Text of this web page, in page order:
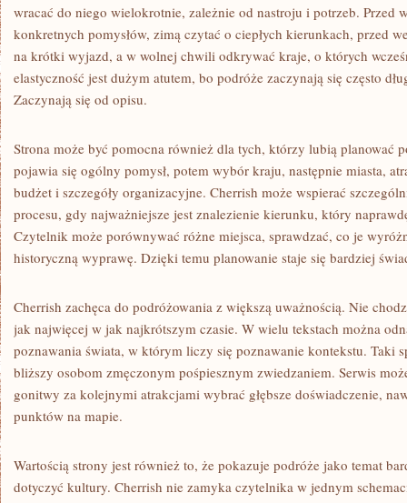
wracać do niego wielokrotnie, zależnie od nastroju i potrzeb. Przed
konkretnych pomysłów, zimą czytać o ciepłych kierunkach, przed
na krótki wyjazd, a w wolnej chwili odkrywać kraje, o których
elastyczność jest dużym atutem, bo podróże zaczynają się często
Zaczynają się od opisu.
Strona może być pomocna również dla tych, którzy lubią planować
pojawia się ogólny pomysł, potem wybór kraju, następnie miasta,
budżet i szczegóły organizacyjne. Cherrish może wspierać
procesu, gdy najważniejsze jest znalezienie kierunku, który
Czytelnik może porównywać różne miejsca, sprawdzać, co je
historyczną wyprawę. Dzięki temu planowanie staje się bardziej
Cherrish zachęca do podróżowania z większą uważnością. Nie
jak najwięcej w jak najkrótszym czasie. W wielu tekstach można
poznawania świata, w którym liczy się poznawanie kontekstu. Taki
bliższy osobom zmęczonym pośpiesznym zwiedzaniem. Serwis
gonitwy za kolejnymi atrakcjami wybrać głębsze doświadczenie,
punktów na mapie.
Wartością strony jest również to, że pokazuje podróże jako temat
dotyczyć kultury. Cherrish nie zamyka czytelnika w jednym